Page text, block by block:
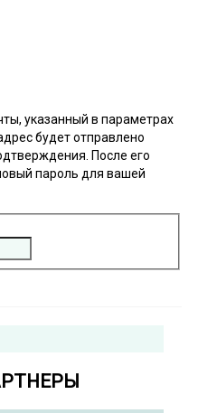
указанный в параметрах
будет отправлено
После его
пароль для вашей